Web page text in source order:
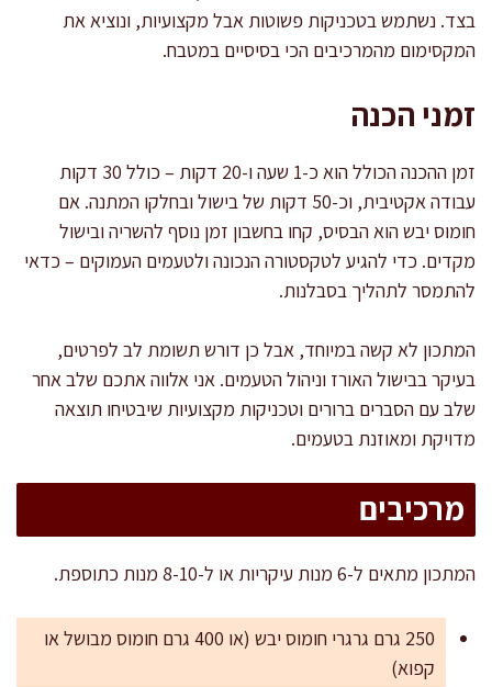
בצד. נשתמש בטכניקות פשוטות אבל מקצועיות, ונוציא את
המקסימום מהמרכיבים הכי בסיסיים במטבח.
זמני הכנה
זמן ההכנה הכולל הוא כ-1 שעה ו-20 דקות – כולל 30 דקות
עבודה אקטיבית, וכ-50 דקות של בישול ובחלקו המתנה. אם
חומוס יבש הוא הבסיס, קחו בחשבון זמן נוסף להשריה ובישול
מקדים. כדי להגיע לטקסטורה הנכונה ולטעמים העמוקים – כדאי
להתמסר לתהליך בסבלנות.
המתכון לא קשה במיוחד, אבל כן דורש תשומת לב לפרטים,
בעיקר בבישול האורז וניהול הטעמים. אני אלווה אתכם שלב אחר
שלב עם הסברים ברורים וטכניקות מקצועיות שיבטיחו תוצאה
מדויקת ומאוזנת בטעמים.
מרכיבים
המתכון מתאים ל-6 מנות עיקריות או ל-8-10 מנות כתוספת.
250 גרם גרגרי חומוס יבש (או 400 גרם חומוס מבושל או
קפוא)